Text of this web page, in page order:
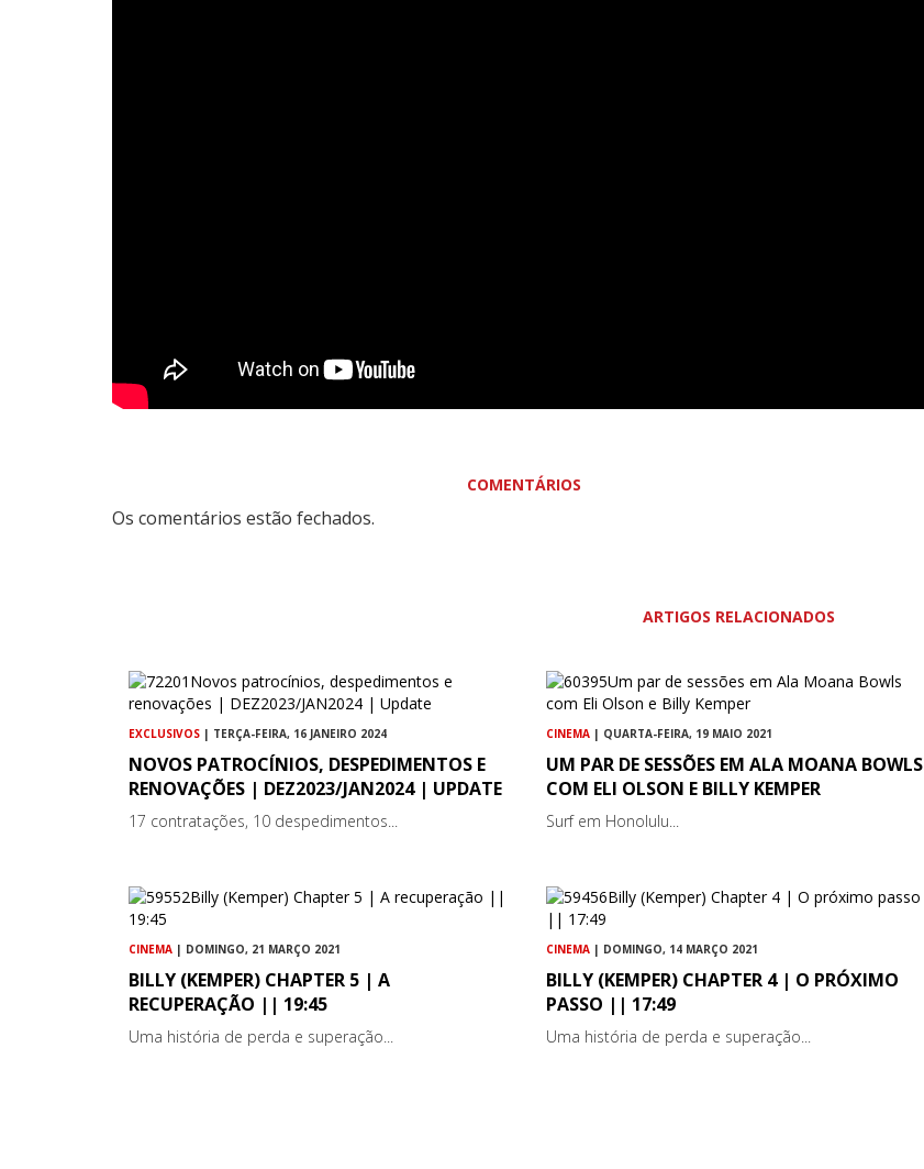
COMENTÁRIOS
Os comentários estão fechados.
ARTIGOS RELACIONADOS
EXCLUSIVOS | TERÇA-FEIRA, 16 JANEIRO 2024
NOVOS PATROCÍNIOS, DESPEDIMENTOS E
RENOVAÇÕES | DEZ2023/JAN2024 | UPDATE
17 contratações, 10 despedimentos...
CINEMA | QUARTA-FEIRA, 19 MAIO 2021
UM PAR DE SESSÕES EM ALA MOANA BOWLS
COM ELI OLSON E BILLY KEMPER
Surf em Honolulu...
CINEMA | DOMINGO, 21 MARÇO 2021
BILLY (KEMPER) CHAPTER 5 | A
RECUPERAÇÃO || 19:45
Uma história de perda e superação...
CINEMA | DOMINGO, 14 MARÇO 2021
BILLY (KEMPER) CHAPTER 4 | O PRÓXIMO
PASSO || 17:49
Uma história de perda e superação...